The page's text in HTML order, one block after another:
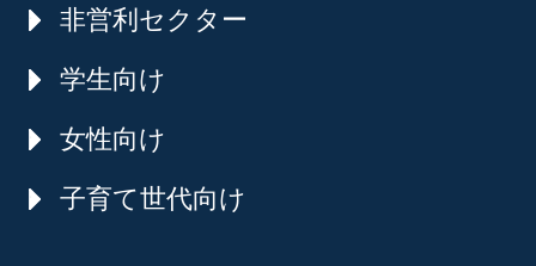
非営利セクター
学生向け
女性向け
子育て世代向け